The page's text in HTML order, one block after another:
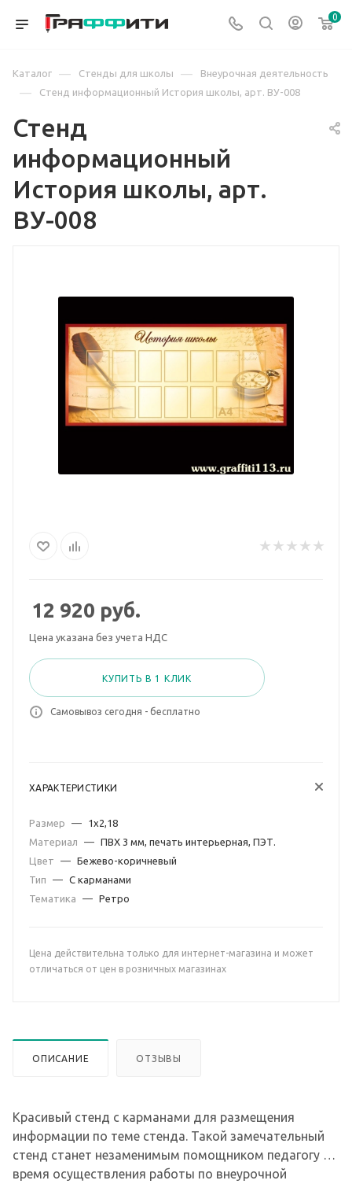
0
Каталог — Стенды для школы — Внеурочная деятельность
— Стенд информационный История школы, арт. ВУ-008
Стенд
информационный
История школы, арт.
ВУ-008
12 920 руб.
Цена указана без учета НДС
КУПИТЬ В 1 КЛИК
Самовывоз сегодня - бесплатно
ХАРАКТЕРИСТИКИ
Размер —
1х2,18
Материал
— ПВХ 3 мм, печать интерьерная, ПЭТ.
Цвет
— Бежево-коричневый
Тип
— С карманами
Тематика
— Ретро
Цена действительна только для интернет-магазина и может
отличаться от цен в розничных магазинах
ОПИСАНИЕ ОТЗЫВЫ
Красивый стенд с карманами для размещения
информации по теме стенда. Такой замечательный
стенд станет незаменимым помощником педагогу во
время осуществления работы по внеурочной